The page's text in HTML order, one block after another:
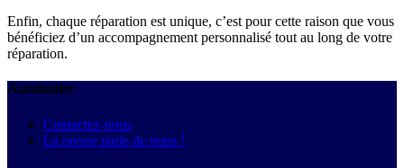
Enfin, chaque réparation est unique, c’est pour cette raison que vous
bénéficiez d’un accompagnement personnalisé tout au long de votre
réparation.
Autobutler
Contactez-nous
La presse parle de nous !